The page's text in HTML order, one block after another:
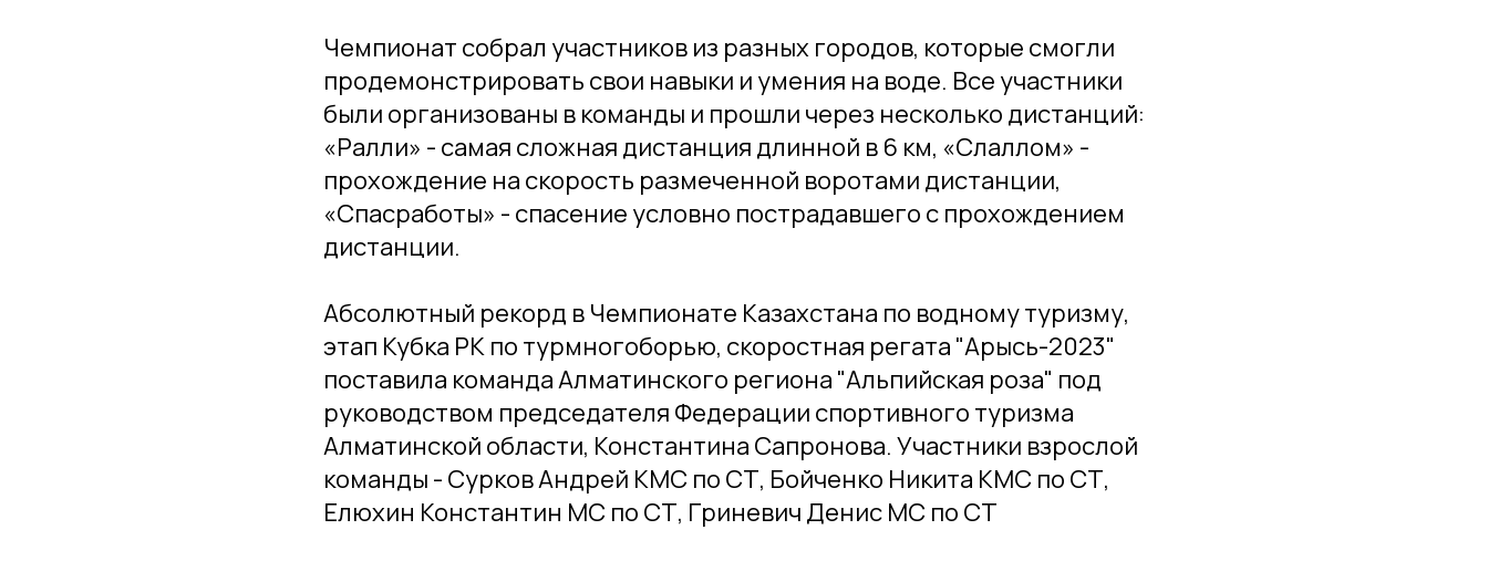
Чемпионат собрал участников из разных городов, которые смогли
продемонстрировать свои навыки и умения на воде. Все участники
были организованы в команды и прошли через несколько дистанций:
«Ралли» - самая сложная дистанция длинной в 6 км, «Слаллом» -
прохождение на скорость размеченной воротами дистанции,
«Спасработы» - спасение условно пострадавшего с прохождением
дистанции.
Абсолютный рекорд в Чемпионате Казахстана по водному туризму,
этап Кубка РК по турмногоборью, скоростная регата "Арысь-2023"
поставила команда Алматинского региона "Альпийская роза" под
руководством председателя Федерации спортивного туризма
Алматинской области, Константина Сапронова. Участники взрослой
команды - Сурков Андрей КМС по СТ, Бойченко Никита КМС по СТ,
Елюхин Константин МС по СТ, Гриневич Денис МС по СТ